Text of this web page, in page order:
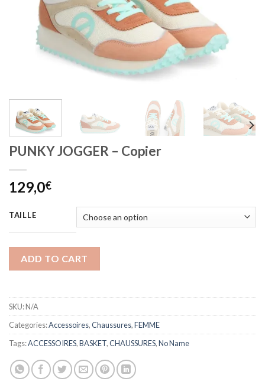
PUNKY JOGGER – Copier
129,0€
TAILLE
ADD TO CART
SKU:N/A
Categories:Accessoires,Chaussures,FEMME
Tags:ACCESSOIRES,BASKET,CHAUSSURES,No Name